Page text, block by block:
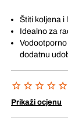
Štiti koljena i
Idealno za
dodatnu
Prikaži ocjenu